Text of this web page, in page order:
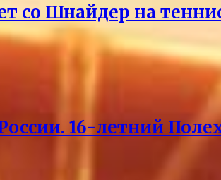
со Шнайдер на
16-летний